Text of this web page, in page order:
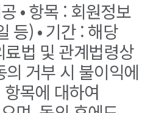
• 항목 : 회원정보
등) • 기간 : 해당
법 및 관계법령상
거부 시 불이익에
목에 대하여